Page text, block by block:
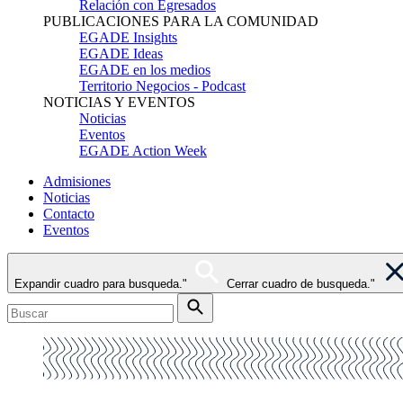
Relación con Egresados
PUBLICACIONES PARA LA COMUNIDAD
EGADE Insights
EGADE Ideas
EGADE en los medios
Territorio Negocios - Podcast
NOTICIAS Y EVENTOS
Noticias
Eventos
EGADE Action Week
Admisiones
Noticias
Contacto
Eventos
Expandir cuadro para busqueda." Cerrar cuadro de busqueda."